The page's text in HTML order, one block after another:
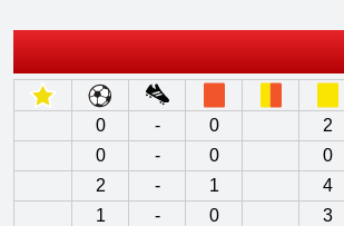
2
0
-
0
0
0
-
0
4
1
-
2
3
0
-
1